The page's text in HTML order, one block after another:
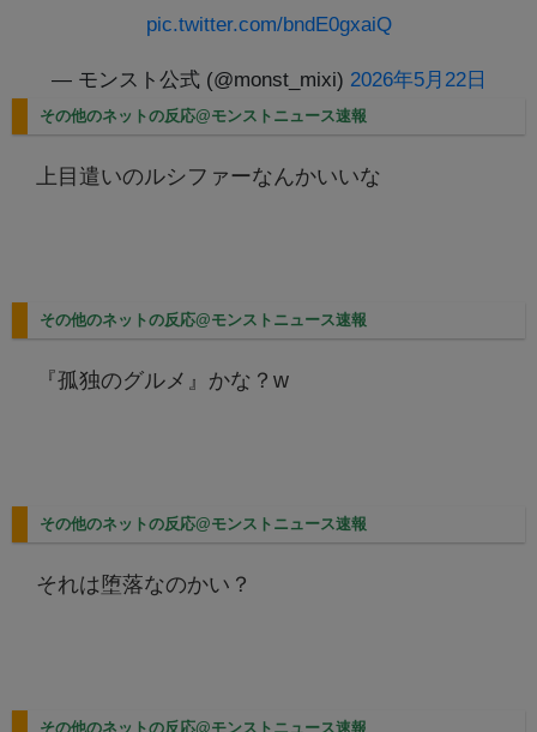
pic.twitter.com/bndE0gxaiQ
— モンスト公式 (@monst_mixi) 2026年5月22日
その他のネットの反応@モンストニュース速報
上目遣いのルシファーなんかいいな
その他のネットの反応@モンストニュース速報
『孤独のグルメ』かな？w
その他のネットの反応@モンストニュース速報
それは堕落なのかい？
その他のネットの反応@モンストニュース速報